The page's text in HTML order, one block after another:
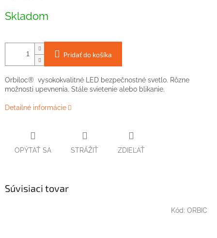
cena:
Skladom
Pridať do košíka
Orbiloc® vysokokvalitné LED bezpečnostné svetlo. Rôzne
možnosti upevnenia. Stále svietenie alebo blikanie.
Detailné informácie
OPÝTAŤ SA STRÁŽIŤ ZDIEĽAŤ
Súvisiaci tovar
Kód: ORBIC